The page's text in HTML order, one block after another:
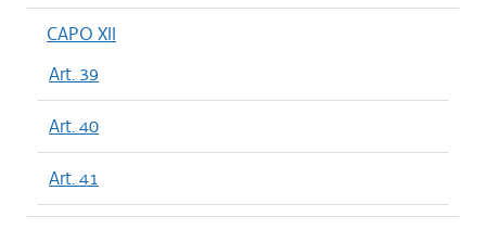
CAPO XII
Art. 39
Art. 40
Art. 41